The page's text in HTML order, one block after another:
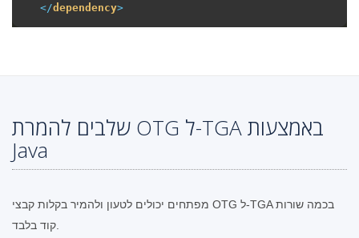
</dependency>
שלבים להמרת OTG ל-TGA באמצעות
Java
מפתחים יכולים לטעון ולהמיר בקלות קבצי OTG ל-TGA בכמה שורות